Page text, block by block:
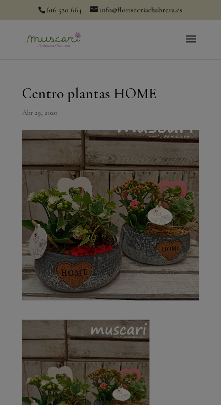
616 520 664 info@floristeriachabrera.es
Centro plantas HOME
Abr 29, 2020
modal-check